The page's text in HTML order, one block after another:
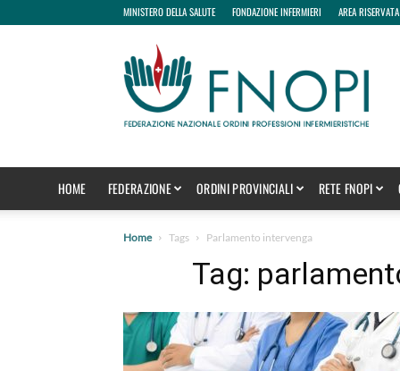
MINISTERO DELLA SALUTE FONDAZIONE INFERMIERI AREA
HOME FEDERAZIONE ORDINI PROVINCIALI RETE FNOPI
Home Tags Parlamento intervenga
Tag: